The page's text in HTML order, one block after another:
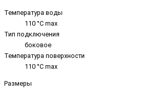
Температура воды
110 °C max
Тип подключения
боковое
Температура поверхности
110 °C max
Размеры